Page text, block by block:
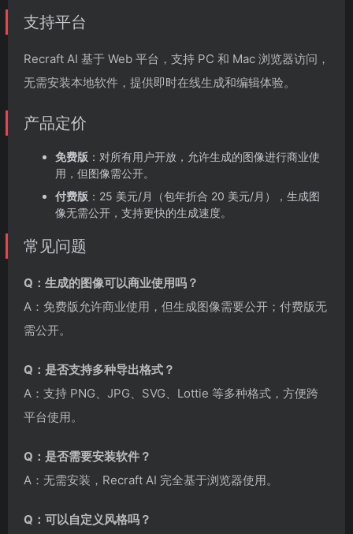
支持平台
Recraft AI 基于 Web 平台，支持 PC 和 Mac 浏览器访问，
无需安装本地软件，提供即时在线生成和编辑体验。
产品定价
免费版 ：对所有用户开放，允许生成的图像进行商业使
用，但图像需公开。
付费版 ：25 美元/月（包年折合 20 美元/月），生成图
像无需公开，支持更快的生成速度。
常见问题
Q：生成的图像可以商业使用吗？
A：免费版允许商业使用，但生成图像需要公开；付费版无
需公开。
Q：是否支持多种导出格式？
A：支持 PNG、JPG、SVG、Lottie 等多种格式，方便跨
平台使用。
Q：是否需要安装软件？
A：无需安装，Recraft AI 完全基于浏览器使用。
Q：可以自定义风格吗？